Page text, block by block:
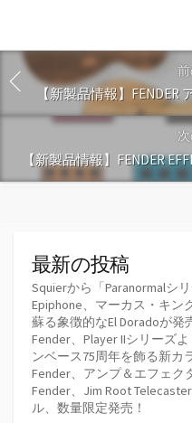
【新製品情報】
【新製品情報】FENDER
最新の投稿
Squierから「Paranormalシ
Epiphone、マーカス・キン
蘇る象徴的なEl Doradoが発
Fender、Player IIシリーズ
ンベース75周年を飾る新カ
Fender、アンプ＆エフェク
Fender、Jim Root
ル、数量限定発売！